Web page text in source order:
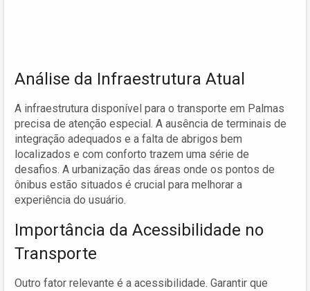
Análise da Infraestrutura Atual
A infraestrutura disponível para o transporte em Palmas
precisa de atenção especial. A ausência de terminais de
integração adequados e a falta de abrigos bem
localizados e com conforto trazem uma série de
desafios. A urbanização das áreas onde os pontos de
ônibus estão situados é crucial para melhorar a
experiência do usuário.
Importância da Acessibilidade no
Transporte
Outro fator relevante é a acessibilidade. Garantir que